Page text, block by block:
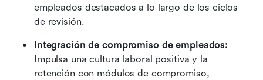
empleados destacados a lo largo de los ciclos
de revisión.
Impulsa una cultura laboral positiva y la
retención con módulos de compromiso,